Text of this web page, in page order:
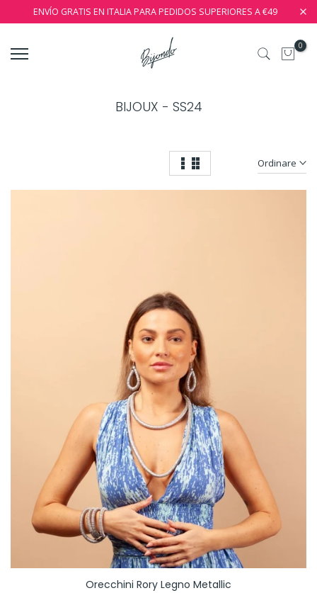
ENVÍO GRATIS EN ITALIA PARA PEDIDOS SUPERIORES A €49
0
BIJOUX - SS24
Ordinare
Orecchini Rory Legno Metallic